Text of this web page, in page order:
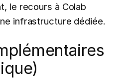
le recours à Colab
infrastructure dédiée.